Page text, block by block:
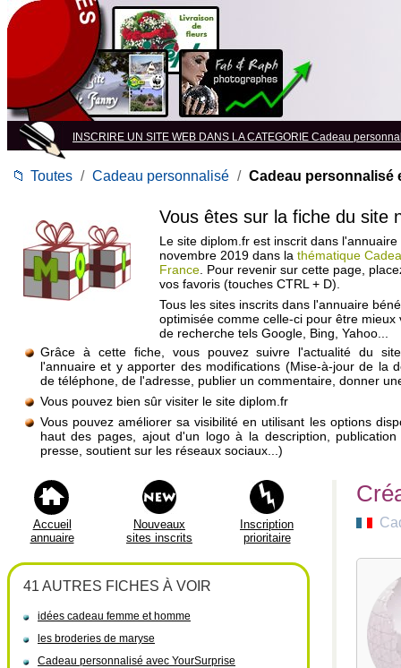
INSCRIRE UN SITE WEB DANS LA CATEGORIE Cadeau
📁 Toutes / Cadeau personnalisé / Cadeau personnalisé
Vous êtes sur la fiche du site
Le site diplom.fr est inscrit dans
novembre 2019 dans la thématique
France . Pour revenir sur cette page,
vos favoris (touches CTRL + D).
Tous les sites inscrits dans l'annuaire
optimisée comme celle-ci pour être mieux
de recherche tels Google, Bing, Yahoo...
Grâce à cette fiche, vous pouvez suivre l'actualité du
l'annuaire et y apporter des modifications (Mise-à-jour de la
de téléphone, de l'adresse, publier un commentaire, donner
Vous pouvez bien sûr visiter le site diplom.fr
Vous pouvez améliorer sa visibilité en utilisant les options
haut des pages, ajout d'un logo à la description,
presse, soutient sur les réseaux sociaux...)
Accueil
annuaire
Nouveaux
sites inscrits
Inscription
prioritaire
41 AUTRES FICHES À VOIR
idées cadeau femme et homme
les broderies de maryse
Cadeau personnalisé avec YourSurprise